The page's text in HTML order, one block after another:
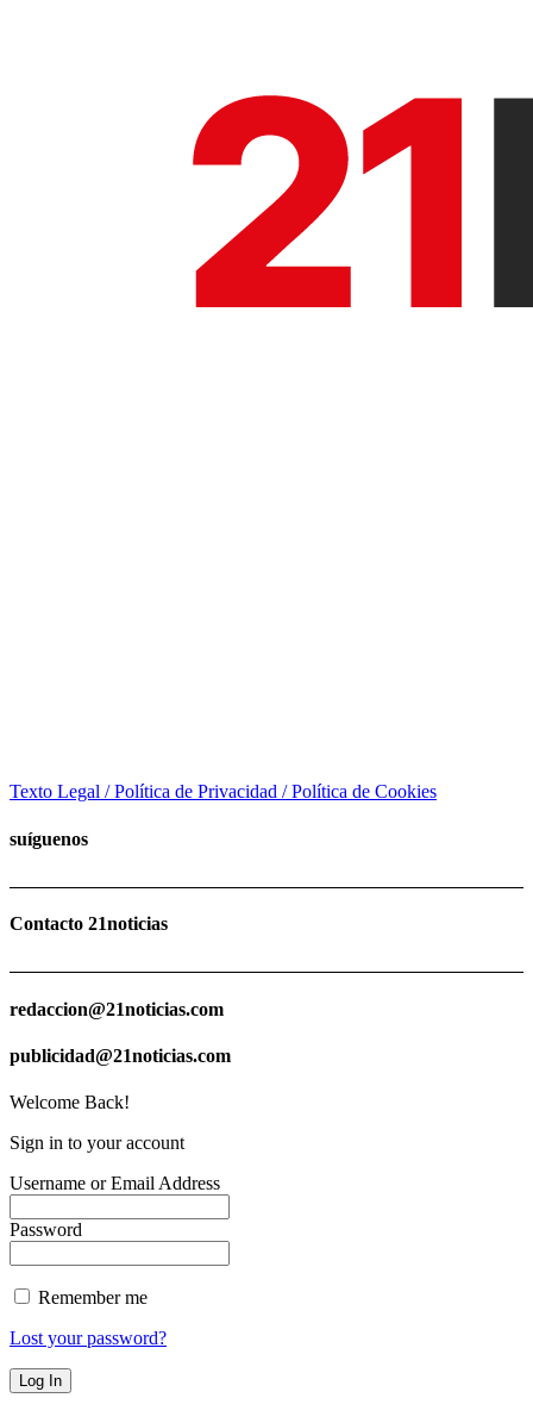
Texto Legal / Política de Privacidad / Política de Cookies
suíguenos
Contacto 21noticias
redaccion@21noticias.com
publicidad@21noticias.com
Welcome Back!
Sign in to your account
Username or Email Address
Password
Remember me
Lost your password?